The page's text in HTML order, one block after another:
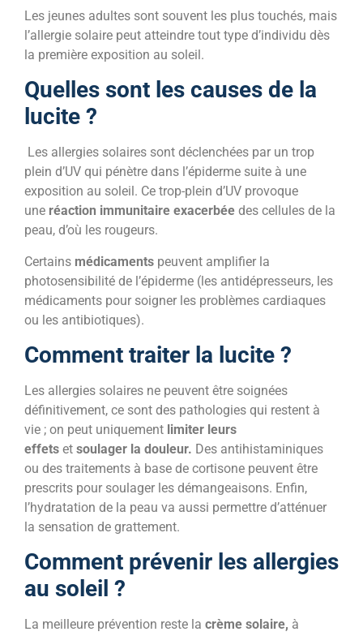
Les jeunes adultes sont souvent les plus touchés, mais
l’allergie solaire peut atteindre tout type d’individu dès
la première exposition au soleil.
Quelles sont les causes de la
lucite ?
Les allergies solaires sont déclenchées par un trop
plein d’UV qui pénètre dans l’épiderme suite à une
exposition au soleil. Ce trop-plein d’UV provoque
une réaction immunitaire exacerbée des cellules de la
peau, d’où les rougeurs.
Certains médicaments peuvent amplifier la
photosensibilité de l’épiderme (les antidépresseurs, les
médicaments pour soigner les problèmes cardiaques
ou les antibiotiques).
Comment traiter la lucite ?
Les allergies solaires ne peuvent être soignées
définitivement, ce sont des pathologies qui restent à
vie ; on peut uniquement limiter leurs
effets et soulager la douleur. Des antihistaminiques
ou des traitements à base de cortisone peuvent être
prescrits pour soulager les démangeaisons. Enfin,
l’hydratation de la peau va aussi permettre d’atténuer
la sensation de grattement.
Comment prévenir les allergies
au soleil ?
La meilleure prévention reste la crème solaire, à